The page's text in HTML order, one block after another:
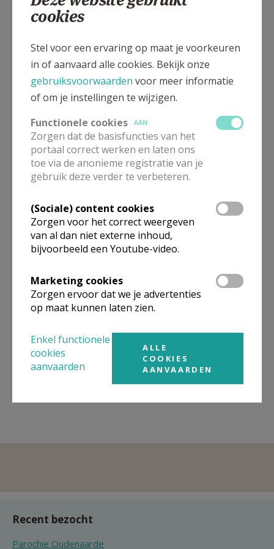
AANMELDEN OF REGISTREREN
Eerste communietocht
Adventskalender Knutselmoment
Recent bezocht
Parochie Oudenaarde
cookies
Stel voor een ervaring op maat je voorkeuren
in of aanvaard alle cookies. Bekijk onze
gebruiksvoorwaarden voor meer informatie
of om je instellingen te wijzigen.
Functionele cookies
AAN
Zorgen dat de basisfuncties van het
portaal correct werken en laten ons
toe via de anonieme registratie van je
gebruik deze verder te verbeteren.
(Sociale) content cookies
Zorgen voor het correct weergeven
van al dan niet externe inhoud,
bijvoorbeeld een Youtube-video.
Marketing cookies
Zorgen ervoor dat we je advertenties
op maat kunnen laten zien.
Enkel functionele
cookies
aanvaarden
ALLE
COOKIES
AANVAARDEN